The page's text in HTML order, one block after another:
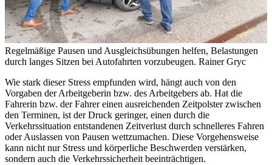
Regelmäßige Pausen und Ausgleichsübungen helfen, Belastungen
durch langes Sitzen bei Autofahrten vorzubeugen. Rainer Gryc
Wie stark dieser Stress empfunden wird, hängt auch von den
Vorgaben der Arbeitgeberin bzw. des Arbeitgebers ab. Hat die
Fahrerin bzw. der Fahrer einen ausreichenden Zeitpolster zwischen
den Terminen, ist der Druck geringer, einen durch die
Verkehrssituation entstandenen Zeitverlust durch schnelleres Fahren
oder Auslassen von Pausen wettzumachen. Diese Vorgehensweise
kann nicht nur Stress und körperliche Beschwerden verstärken,
sondern auch die Verkehrssicherheit beeinträchtigen.